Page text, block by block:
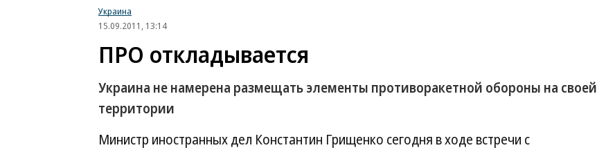
Украина
15.09.2011, 13:14
ПРО откладывается
Украина не намерена размещать элементы противоракетной обороны на своей
территории
Министр иностранных дел Константин Грищенко сегодня в ходе встречи с